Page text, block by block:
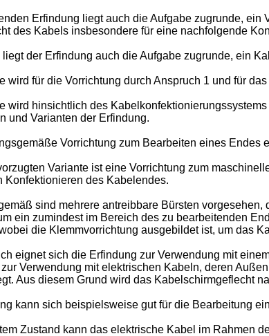
Erfindung liegt auch die Aufgabe zugrunde,
des Kabels insbesondere für eine nachfolgende
der Erfindung auch die Aufgabe zugrunde, ein
wird für die Vorrichtung durch Anspruch 1 und für
wird hinsichtlich des
und Varianten der Erfindung.
Vorrichtung zum Bearbeiten eines
Variante ist eine Vorrichtung zum
Konfektionieren des Kabelendes.
sind mehrere antreibbare Bürsten
ein zumindest im Bereich des zu bearbeitenden
die Klemmvorrichtung ausgebildet ist, um das
eignet sich die Erfindung zur Verwendung mit
Verwendung mit elektrischen Kabeln, deren
Aus diesem Grund wird das Kabelschirmgeflecht
kann sich beispielsweise gut für die Bearbeitung
Zustand kann das elektrische Kabel im Rahmen